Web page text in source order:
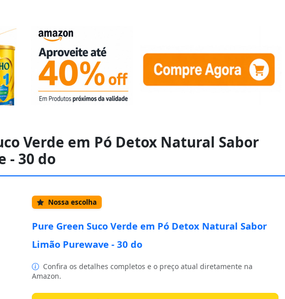
Verde em Pó Detox Natural Sabor
- 30 do
Nossa escolha
Pure Green Suco Verde em Pó Detox Natural Sabor
Limão Purewave - 30 do
Confira os detalhes completos e o preço atual diretamente na
Amazon.